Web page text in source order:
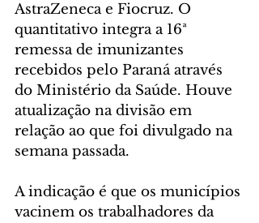
AstraZeneca e Fiocruz. O
quantitativo integra a 16ª
remessa de imunizantes
recebidos pelo Paraná através
do Ministério da Saúde. Houve
atualização na divisão em
relação ao que foi divulgado na
semana passada.
A indicação é que os municípios
vacinem os trabalhadores da